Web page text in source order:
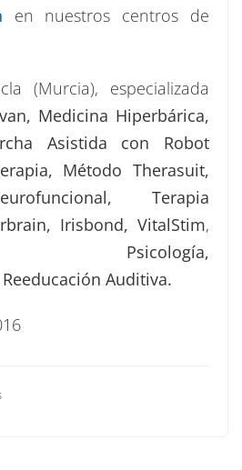
en nuestros centros de
(Murcia), especializada
Medicina Hiperbárica,
Asistida con Robot
Método Therasuit,
Terapia
Irisbond, VitalStim,
Psicología,
Auditiva.